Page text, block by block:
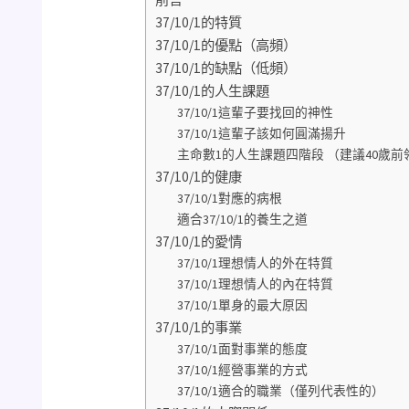
37/10/1的特質
37/10/1的優點（高頻）
37/10/1的缺點（低頻）
37/10/1的人生課題
37/10/1這輩子要找回的神性
37/10/1這輩子該如何圓滿揚升
主命數1的人生課題四階段 （建議40歲前
37/10/1的健康
37/10/1對應的病根
適合37/10/1的養生之道
37/10/1的愛情
37/10/1理想情人的外在特質
37/10/1理想情人的內在特質
37/10/1單身的最大原因
37/10/1的事業
37/10/1面對事業的態度
37/10/1經營事業的方式
37/10/1適合的職業（僅列代表性的）